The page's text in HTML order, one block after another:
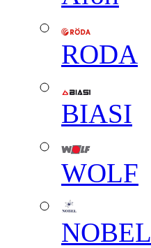
RODA
BIASI
WOLF
NOBEL